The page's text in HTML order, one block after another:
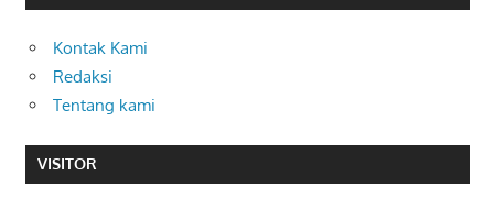
Kontak Kami
Redaksi
Tentang kami
VISITOR